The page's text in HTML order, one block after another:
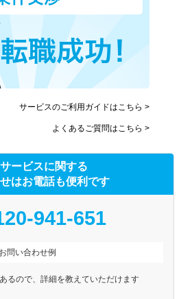
サービスのご利用ガイドはこちら >
よくあるご質問はこちら >
ービスに関する
はお電話も便利です
941-651
お問い合わせ例
るので、詳細を教えていただけます